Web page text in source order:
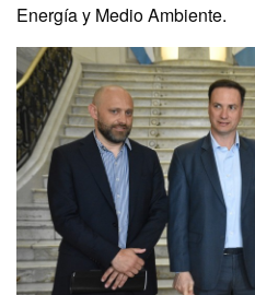
Energía y Medio Ambiente.